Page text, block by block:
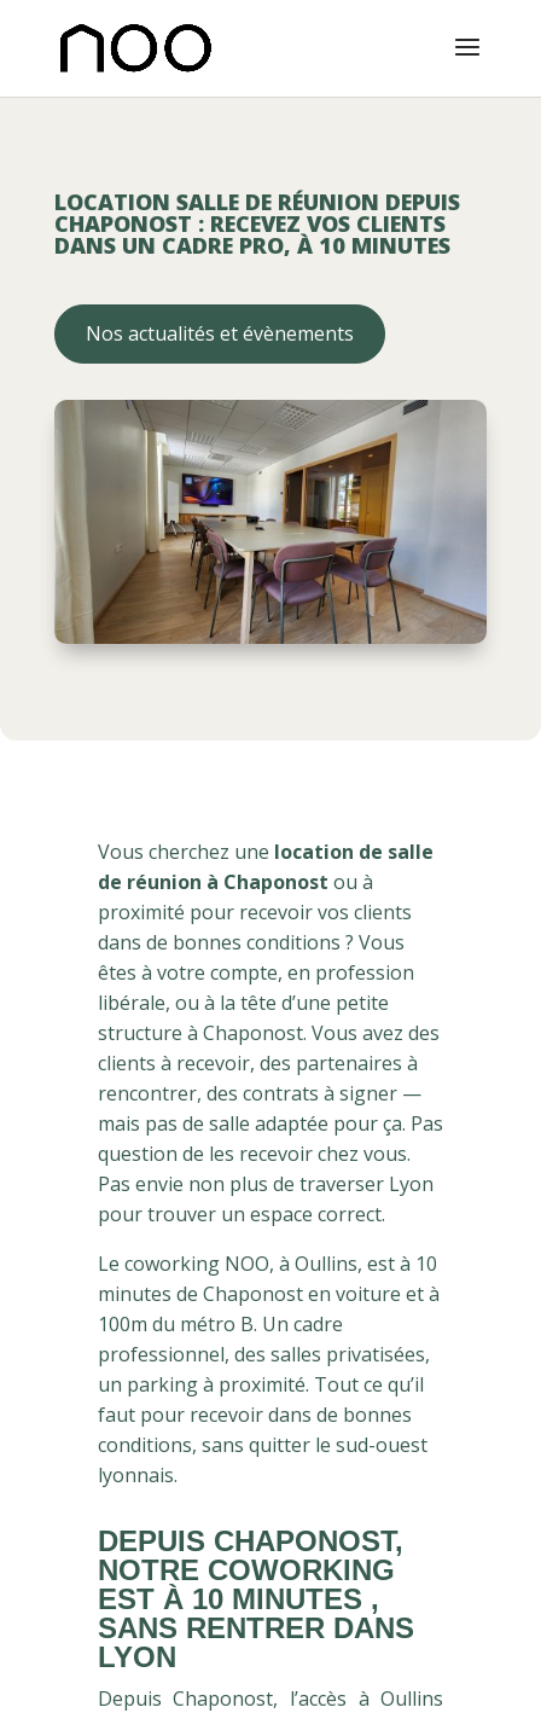
LOCATION SALLE DE RÉUNION DEPUIS
CHAPONOST : RECEVEZ VOS CLIENTS
DANS UN CADRE PRO, À 10 MINUTES
Nos actualités et évènements
Vous cherchez une location de salle
de réunion à Chaponost ou à
proximité pour recevoir vos clients
dans de bonnes conditions ? Vous
êtes à votre compte, en profession
libérale, ou à la tête d’une petite
structure à Chaponost. Vous avez des
clients à recevoir, des partenaires à
rencontrer, des contrats à signer —
mais pas de salle adaptée pour ça. Pas
question de les recevoir chez vous.
Pas envie non plus de traverser Lyon
pour trouver un espace correct.
Le coworking NOO, à Oullins, est à 10
minutes de Chaponost en voiture et à
100m du métro B. Un cadre
professionnel, des salles privatisées,
un parking à proximité. Tout ce qu’il
faut pour recevoir dans de bonnes
conditions, sans quitter le sud-ouest
lyonnais.
DEPUIS CHAPONOST,
NOTRE COWORKING
EST À 10 MINUTES ,
SANS RENTRER DANS
LYON
Depuis Chaponost, l’accès à Oullins